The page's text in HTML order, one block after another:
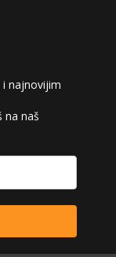
i najnovijim
na naš